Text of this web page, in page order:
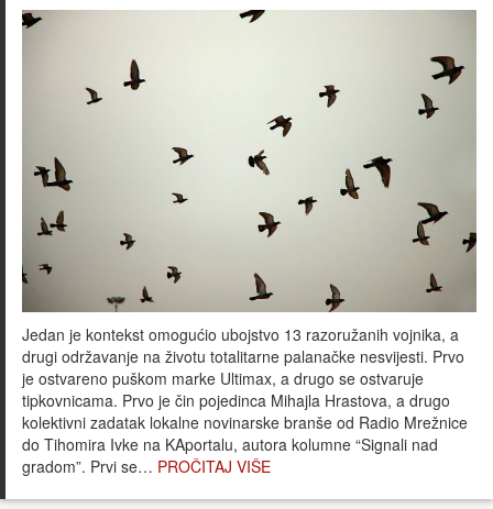
Jedan je kontekst omogućio ubojstvo 13 razoružanih vojnika, a
drugi održavanje na životu totalitarne palanačke nesvijesti. Prvo
je ostvareno puškom marke Ultimax, a drugo se ostvaruje
tipkovnicama. Prvo je čin pojedinca Mihajla Hrastova, a drugo
kolektivni zadatak lokalne novinarske branše od Radio Mrežnice
do Tihomira Ivke na KAportalu, autora kolumne “Signali nad
gradom”. Prvi se… PROČITAJ VIŠE